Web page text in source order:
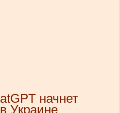
начнет
Украине